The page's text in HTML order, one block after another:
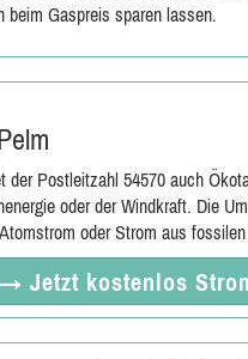
beim Gaspreis sparen lassen.
der Postleitzahl 54570 auch
oder der Windkraft. Die
oder Strom aus
→ Jetzt kostenlos